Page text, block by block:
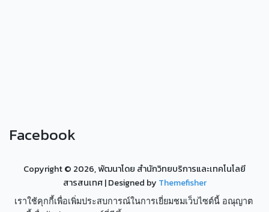
Facebook
Copyright © 2026, พัฒนาโดย สำนักวิทยบริการและเทคโนโลยี
สารสนเทศ| Designed by Themefisher
เราใช้คุกกี้เพื่อเพิ่มประสบการณ์ในการเยี่ยมชมเว็บไซต์นี้ อณุญาต